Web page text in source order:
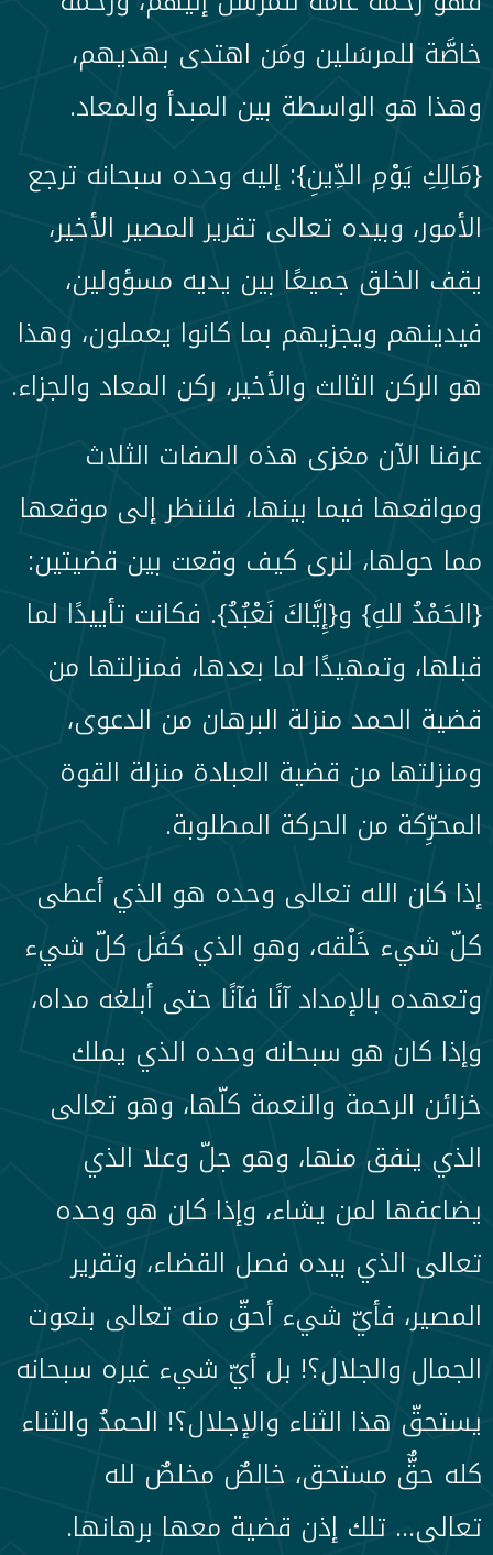
خاصَّة للمرسَلين ومَن اهتدى بهديهم،
وهذا هو الواسطة بين المبدأ والمعاد.
{مَالِكِ يَوْمِ الدِّينِ}: إليه وحده سبحانه ترجع
الأمور، وبيده تعالى تقرير المصير الأخير،
يقف الخلق جميعًا بين يديه مسؤولين،
فيدينهم ويجزيهم بما كانوا يعملون، وهذا
هو الركن الثالث والأخير، ركن المعاد والجزاء.
عرفنا الآن مغزى هذه الصفات الثلاث
ومواقعها فيما بينها، فلننظر إلى موقعها
مما حولها، لنرى كيف وقعت بين قضيتين:
{الحَمْدُ للهِ} و{إِيَّاكَ نَعْبُدُ}. فكانت تأييدًا لما
قبلها، وتمهيدًا لما بعدها، فمنزلتها من
قضية الحمد منزلة البرهان من الدعوى،
ومنزلتها من قضية العبادة منزلة القوة
المحرِّكة من الحركة المطلوبة.
إذا كان الله تعالى وحده هو الذي أعطى
كلّ شيء خَلْقه، وهو الذي كفَل كلّ شيء
وتعهده بالإمداد آنًا فآنًا حتى أبلغه مداه،
وإذا كان هو سبحانه وحده الذي يملك
خزائن الرحمة والنعمة كلّها، وهو تعالى
الذي ينفق منها، وهو جلّ وعلا الذي
يضاعفها لمن يشاء، وإذا كان هو وحده
تعالى الذي بيده فصل القضاء، وتقرير
المصير، فأيّ شيء أحقّ منه تعالى بنعوت
الجمال والجلال؟! بل أيّ شيء غيره سبحانه
يستحقّ هذا الثناء والإجلال؟! الحمدُ والثناء
كله حقٌّ مستحق، خالصٌ مخلصٌ لله
تعالى… تلك إذن قضية معها برهانها.